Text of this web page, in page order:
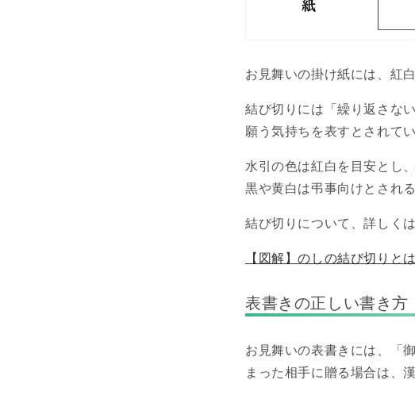
お見舞いの掛け紙には、紅
結び切りには「繰り返さな
願う気持ちを表すとされてい
水引の色は紅白を目安とし
黒や黄白は弔事向けとされ
結び切りについて、詳しく
【図解】のしの結び切り
表書きの正しい書き方
お見舞いの表書きには、「
まった相手に贈る場合は、